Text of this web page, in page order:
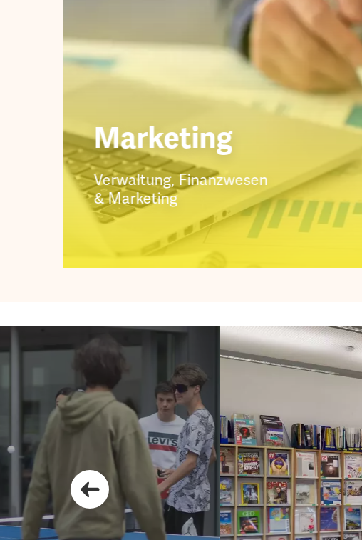
Marketing
Verwaltung, Finanzwesen
& Marketing